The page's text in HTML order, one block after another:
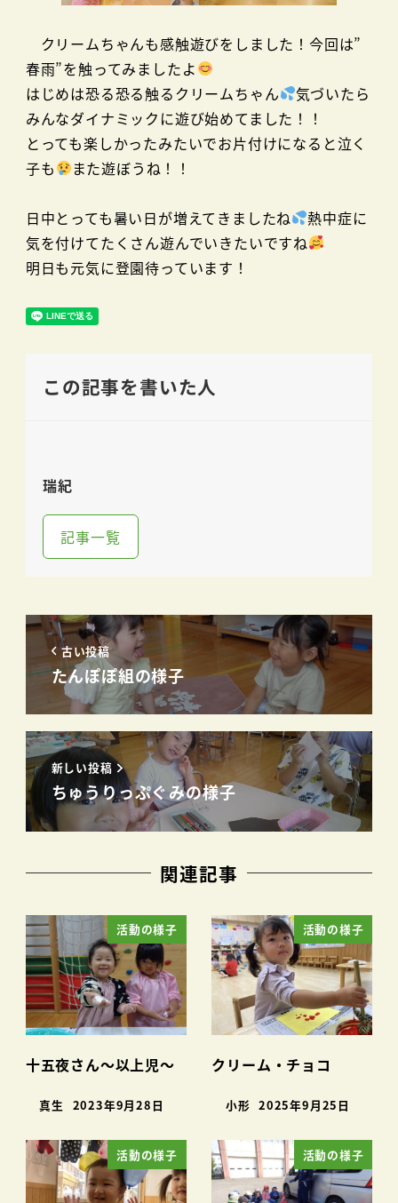
クリームちゃんも感触遊びをしました！今回は”
春雨”を触ってみましたよ
はじめは恐る恐る触るクリームちゃん
気づいたら
みんなダイナミックに遊び始めてました！！
とっても楽しかったみたいでお片付けになると泣く
子も
また遊ぼうね！！
日中とっても暑い日が増えてきましたね
熱中症に
気を付けてたくさん遊んでいきたいですね
明日も元気に登園待っています！
この記事を書いた人
瑞紀
記事一覧
古い投稿
たんぽぽ組の様子
新しい投稿
ちゅうりっぷぐみの様子
関連記事
活動の様子
十五夜さん～以上児～
真生 2023年9月28日
活動の様子
クリーム・チョコ
小形 2025年9月25日
活動の様子 活動の様子